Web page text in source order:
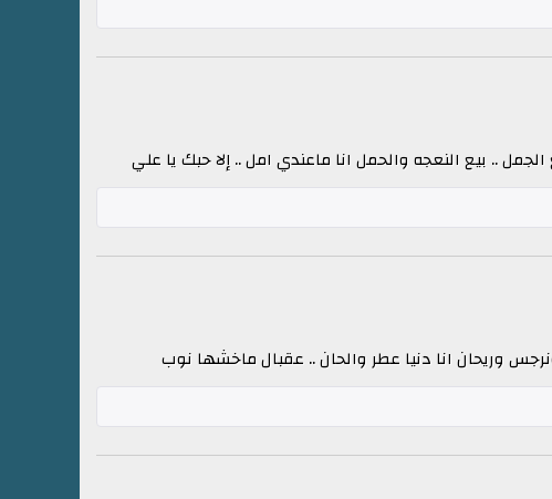
.. بيع النعجه والحمل انا ماعندي امل .. إلا حبك يا علي
وريحان انا دنيا عطر والحان .. عقبال ماخشها نوب